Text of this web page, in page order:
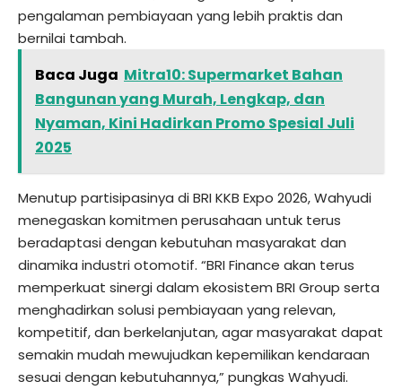
pengalaman pembiayaan yang lebih praktis dan
bernilai tambah.
Baca Juga Mitra10: Supermarket Bahan
Bangunan yang Murah, Lengkap, dan
Nyaman, Kini Hadirkan Promo Spesial Juli
2025
Menutup partisipasinya di BRI KKB Expo 2026, Wahyudi
menegaskan komitmen perusahaan untuk terus
beradaptasi dengan kebutuhan masyarakat dan
dinamika industri otomotif. “BRI Finance akan terus
memperkuat sinergi dalam ekosistem BRI Group serta
menghadirkan solusi pembiayaan yang relevan,
kompetitif, dan berkelanjutan, agar masyarakat dapat
semakin mudah mewujudkan kepemilikan kendaraan
sesuai dengan kebutuhannya,” pungkas Wahyudi.